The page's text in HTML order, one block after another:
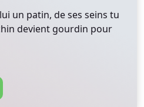
un patin, de ses seins tu
devient gourdin pour